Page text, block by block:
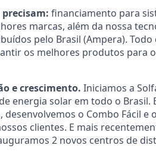
financiamento para
marcas, além da nossa
pelo Brasil (Ampera). Todo
os melhores produtos para
e crescimento. Iniciamos a
energia solar em todo o Brasil.
o Combo Fácil e
clientes. E mais
2 novos centros de